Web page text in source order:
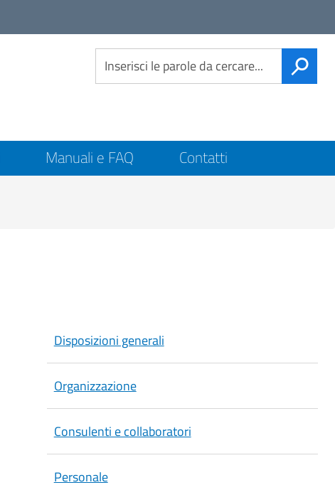
Link
social
Manuali e FAQ Contatti
Disposizioni generali
Organizzazione
Consulenti e collaboratori
Personale